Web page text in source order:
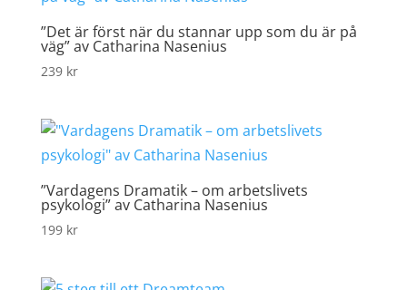
”Det är först när du stannar upp som du är på
väg” av Catharina Nasenius
239 kr
”Vardagens Dramatik – om arbetslivets
psykologi” av Catharina Nasenius
199 kr